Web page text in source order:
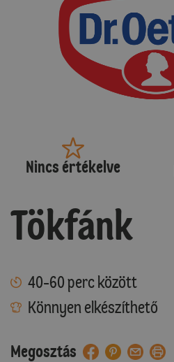
Nincs értékelve
Tökfánk
40-60 perc között
Könnyen elkészíthető
Megosztás